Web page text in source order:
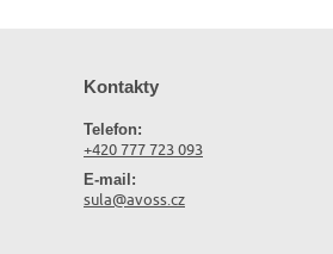
Kontakty
Telefon:
+420 777 723 093
E-mail:
sula@avoss.cz